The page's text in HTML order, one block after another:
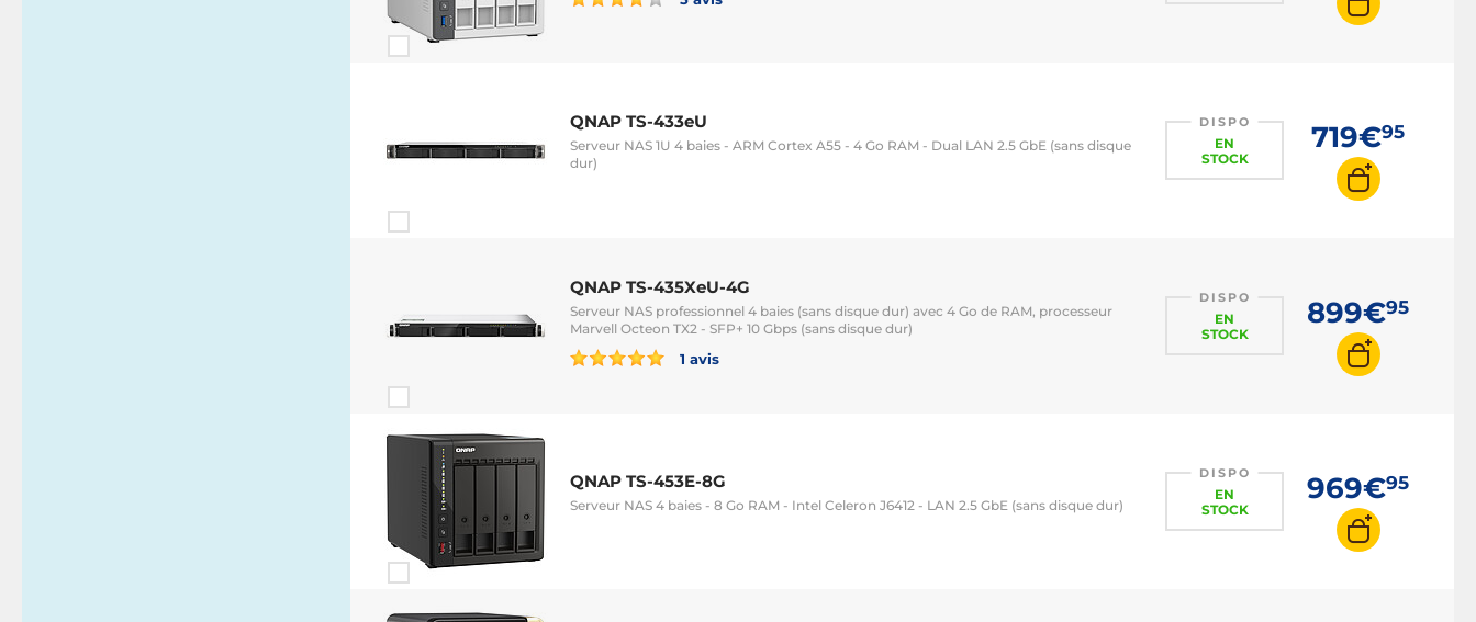
QNAP TS-433eU
Serveur NAS 1U 4 baies - ARM Cortex A55 - 4 Go RAM - Dual LAN 2.5 GbE (sans disque
dur)
DISPO
EN
STOCK
719€95
QNAP TS-435XeU-4G
Serveur NAS professionnel 4 baies (sans disque dur) avec 4 Go de RAM, processeur
Marvell Octeon TX2 - SFP+ 10 Gbps (sans disque dur)
1 avis
DISPO
EN
STOCK
899€95
QNAP TS-453E-8G
Serveur NAS 4 baies - 8 Go RAM - Intel Celeron J6412 - LAN 2.5 GbE (sans disque dur)
DISPO
EN
STOCK
969€95